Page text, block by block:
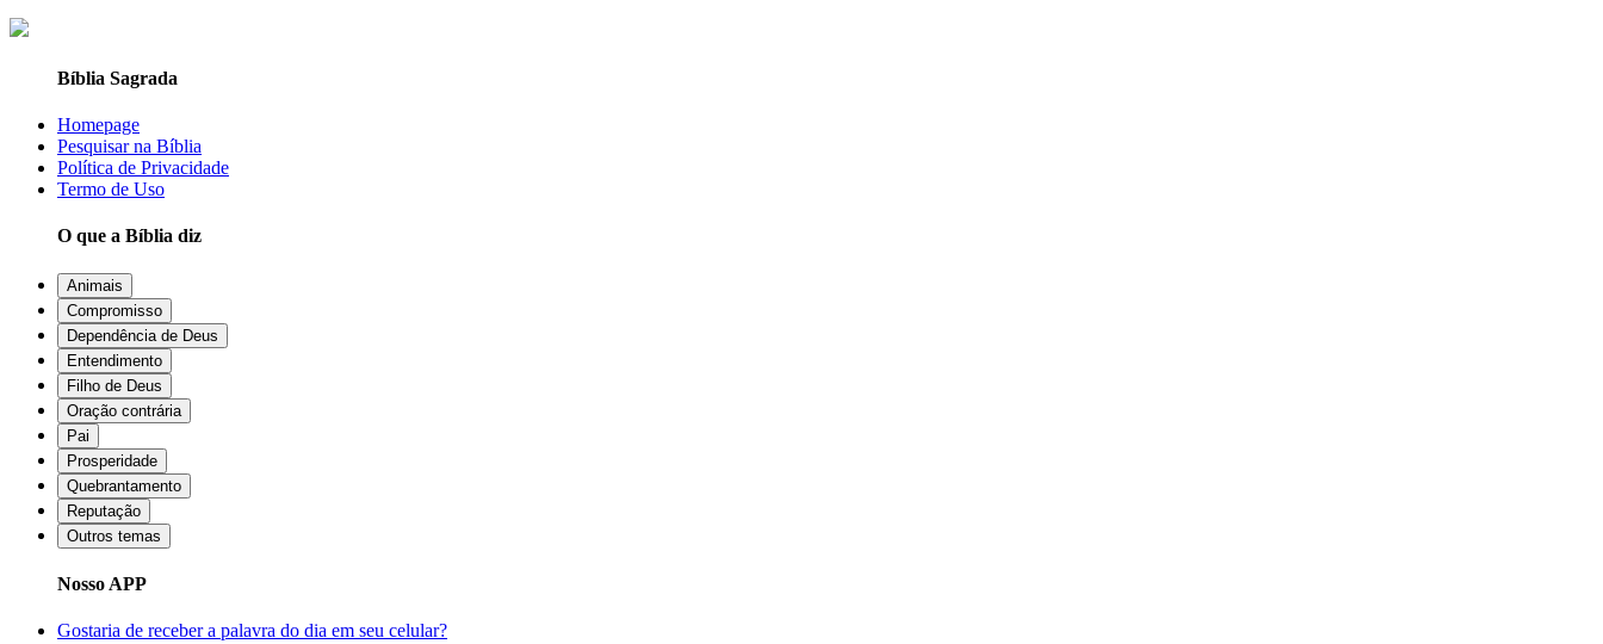
Bíblia Sagrada
Homepage
Pesquisar na Bíblia
Política de Privacidade
Termo de Uso
O que a Bíblia diz
Animais
Compromisso
Dependência de Deus
Entendimento
Filho de Deus
Oração contrária
Pai
Prosperidade
Quebrantamento
Reputação
Outros temas
Nosso APP
Gostaria de receber a palavra do dia em seu celular?